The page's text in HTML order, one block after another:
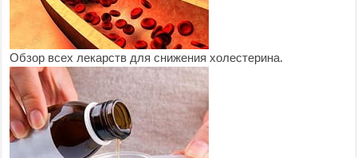
Обзор всех лекарств для снижения холестерина.